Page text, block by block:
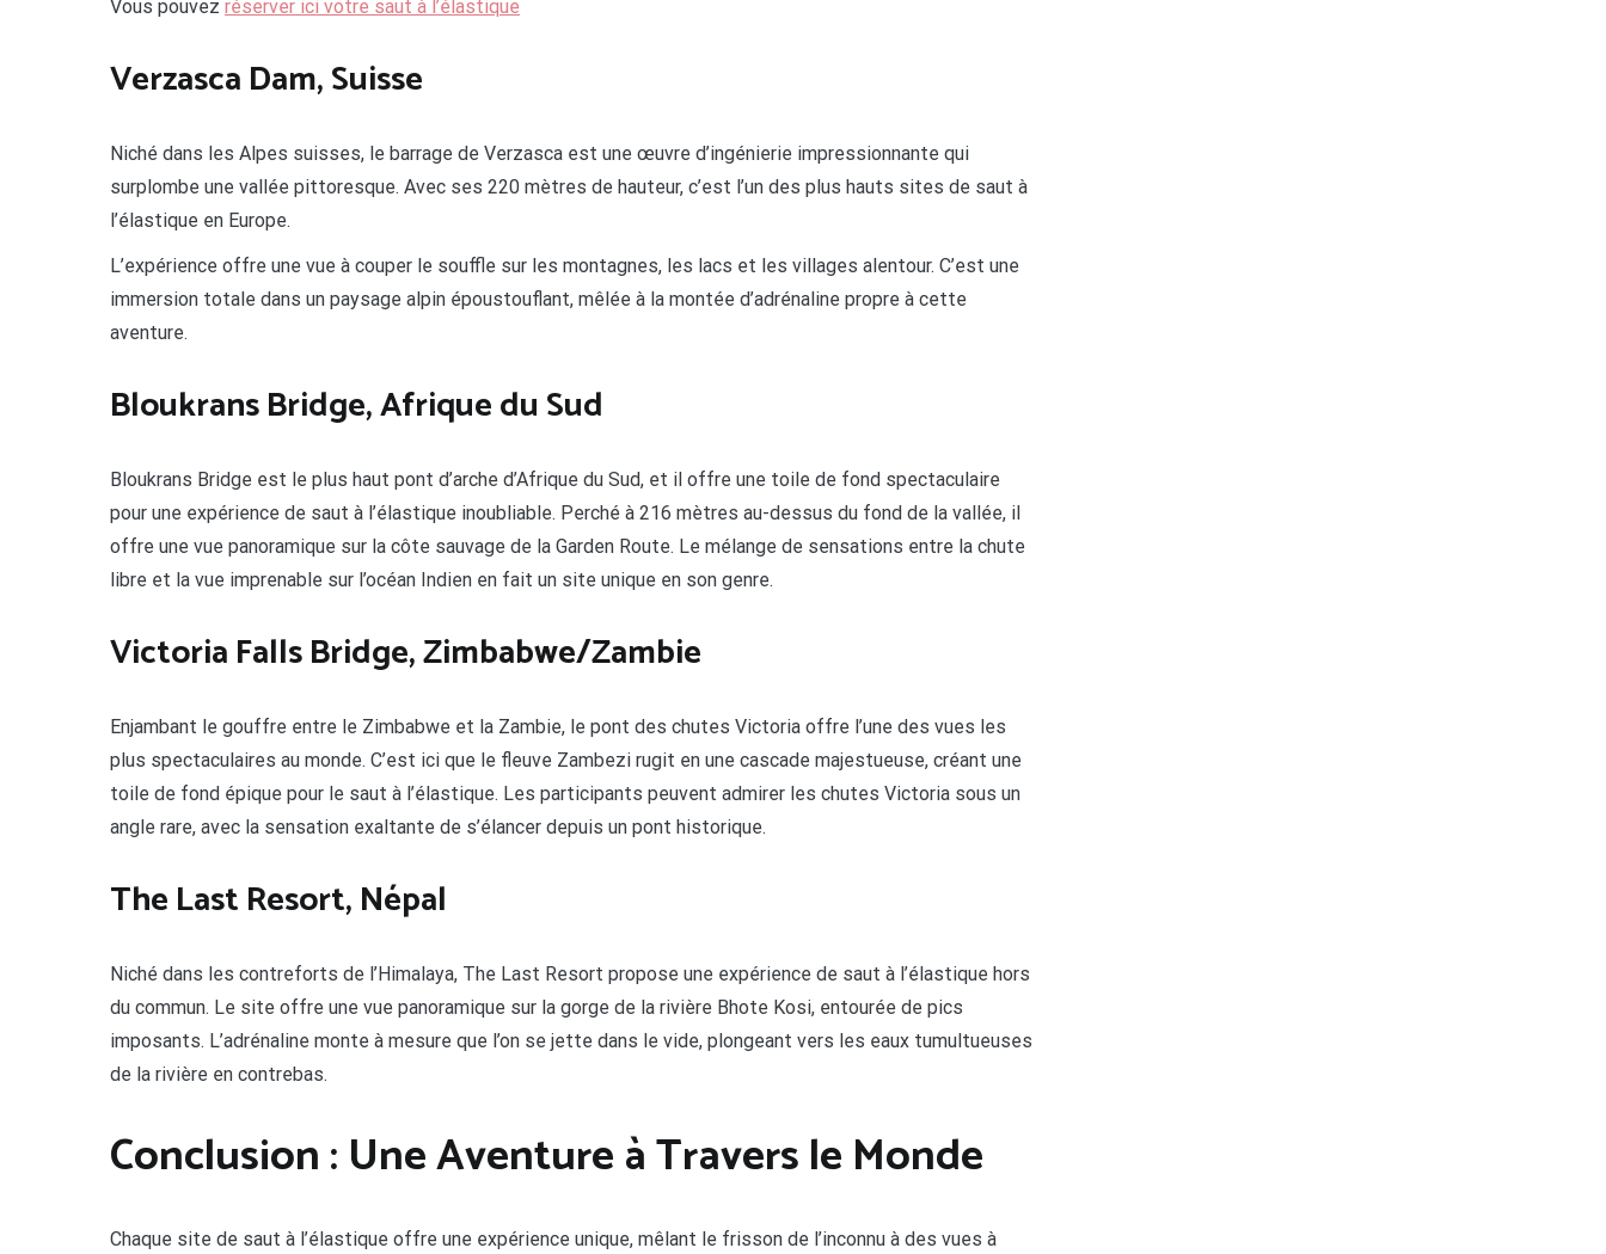
Vous pouvez réserver ici votre saut à l’élastique
Verzasca Dam, Suisse
Niché dans les Alpes suisses, le barrage de Verzasca est une œuvre d’ingénierie impressionnante qui
surplombe une vallée pittoresque. Avec ses 220 mètres de hauteur, c’est l’un des plus hauts sites de saut à
l’élastique en Europe.
L’expérience offre une vue à couper le souffle sur les montagnes, les lacs et les villages alentour. C’est une
immersion totale dans un paysage alpin époustouflant, mêlée à la montée d’adrénaline propre à cette
aventure.
Bloukrans Bridge, Afrique du Sud
Bloukrans Bridge est le plus haut pont d’arche d’Afrique du Sud, et il offre une toile de fond spectaculaire
pour une expérience de saut à l’élastique inoubliable. Perché à 216 mètres au-dessus du fond de la vallée, il
offre une vue panoramique sur la côte sauvage de la Garden Route. Le mélange de sensations entre la chute
libre et la vue imprenable sur l’océan Indien en fait un site unique en son genre.
Victoria Falls Bridge, Zimbabwe/Zambie
Enjambant le gouffre entre le Zimbabwe et la Zambie, le pont des chutes Victoria offre l’une des vues les
plus spectaculaires au monde. C’est ici que le fleuve Zambezi rugit en une cascade majestueuse, créant une
toile de fond épique pour le saut à l’élastique. Les participants peuvent admirer les chutes Victoria sous un
angle rare, avec la sensation exaltante de s’élancer depuis un pont historique.
The Last Resort, Népal
Niché dans les contreforts de l’Himalaya, The Last Resort propose une expérience de saut à l’élastique hors
du commun. Le site offre une vue panoramique sur la gorge de la rivière Bhote Kosi, entourée de pics
imposants. L’adrénaline monte à mesure que l’on se jette dans le vide, plongeant vers les eaux tumultueuses
de la rivière en contrebas.
Conclusion : Une Aventure à Travers le Monde
Chaque site de saut à l’élastique offre une expérience unique, mêlant le frisson de l’inconnu à des vues à